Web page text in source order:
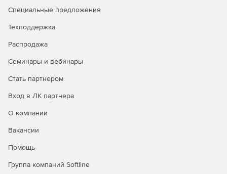
Специальные предложения
Техподдержка
Распродажа
Семинары и вебинары
Стать партнером
Вход в ЛК партнера
О компании
Вакансии
Помощь
Группа компаний Softline